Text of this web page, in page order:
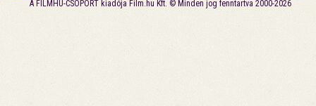
A FILMHU-CSOPORT kiadója Film.hu Kft. © Minden jog fenntartva 2000-2026